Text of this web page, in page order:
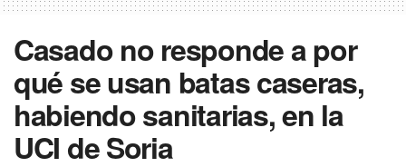
Casado no responde a por
qué se usan batas caseras,
habiendo sanitarias, en la
UCI de Soria